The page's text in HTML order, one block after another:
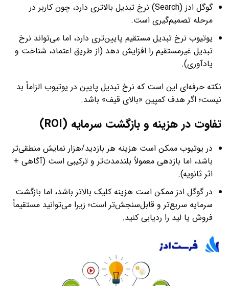
گوگل ادز (Search) نرخ تبدیل بالاتری دارد، چون کاربر در
مرحله تصمیم‌گیری است.
یوتیوب نرخ تبدیل مستقیم پایین‌تری دارد، اما می‌تواند نرخ
تبدیل غیرمستقیم را افزایش دهد (از طریق اعتماد، شناخت و
یادآوری).
نکته حرفه‌ای این است که نرخ تبدیل پایین در یوتیوب الزاماً بد
نیست؛ اگر هدف کمپین «بالای قیف» باشد.
تفاوت در هزینه و بازگشت سرمایه (ROI)
در یوتیوب ممکن است هزینه هر بازدید/هزار نمایش منطقی‌تر
باشد، اما بازدهی معمولاً بلندمدت‌تر و ترکیبی است (آگاهی +
اثر ثانویه).
در گوگل ادز ممکن است هزینه کلیک بالاتر باشد، اما بازگشت
سرمایه سریع‌تر و قابل‌سنجش‌تر است؛ زیرا می‌توانید مستقیماً
فروش یا لید را ردیابی کنید.